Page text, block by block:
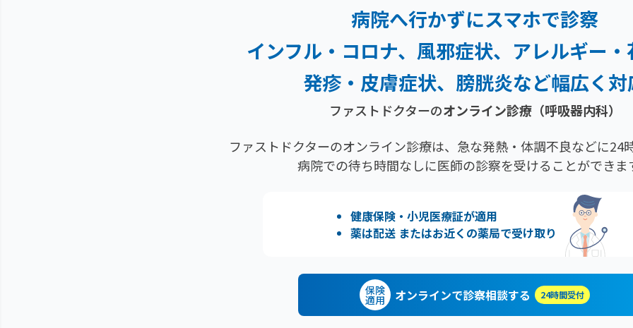
病院へ行かずにスマホで診察
インフル・コロナ、風邪症状、 アレルギー
発疹・ 皮膚症状、膀胱炎など幅広く対
ファストドクターのオンライン診療（呼吸器内科）
ファストドクターのオンライン診療は、急な発熱・体調不良などに24
病院での待ち時間なしに医師の診察を受けることができま
健康保険・小児医療証が適用
薬は配送 またはお近くの薬局で受け取り
保険
適用 オンラインで診察相談する 24時間受付